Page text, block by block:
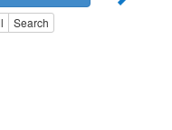
Search